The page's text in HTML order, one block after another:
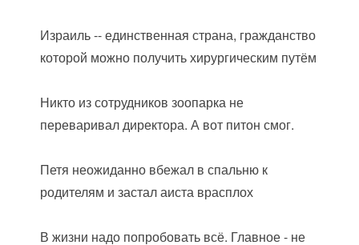
Израиль -- единственная страна, гражданство
которой можно получить хирургическим путём
Никто из сотрудников зоопарка не
переваривал директора. А вот питон смог.
Петя неожиданно вбежал в спальню к
родителям и застал аиста врасплох
В жизни надо попробовать всё. Главное - не